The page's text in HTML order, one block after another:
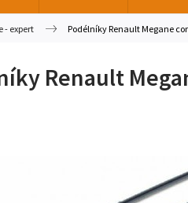
- expert Podélníky Renault Megane
Renault